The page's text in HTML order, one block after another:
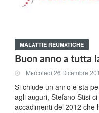
MALATTIE REUMATICHE
Buon anno a tutta
Mercoledi 26 Dicembre
Si chiude un anno e sta
agli auguri, Stefano Stisi
accadimenti del 2012 che